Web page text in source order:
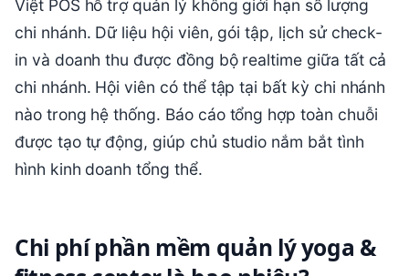
Việt POS hỗ trợ quản lý không giới hạn số lượng
chi nhánh. Dữ liệu hội viên, gói tập, lịch sử check-
in và doanh thu được đồng bộ realtime giữa tất cả
chi nhánh. Hội viên có thể tập tại bất kỳ chi nhánh
nào trong hệ thống. Báo cáo tổng hợp toàn chuỗi
được tạo tự động, giúp chủ studio nắm bắt tình
hình kinh doanh tổng thể.
Chi phí phần mềm quản lý yoga &